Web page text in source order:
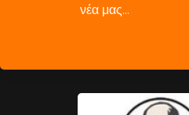
νέα μας…